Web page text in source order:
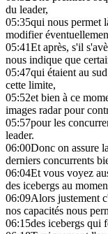
du leader,
05:35qui nous permet
modifier
05:41Et après, s'il
nous indique que
05:47qui étaient au
cette limite,
05:52et bien à ce
images radar pour
05:57pour les
leader.
06:00Donc on assure
derniers concurrents
06:04Et vous voyez
des icebergs au
06:09Alors justement
nos capacités nous
06:15des icebergs qui